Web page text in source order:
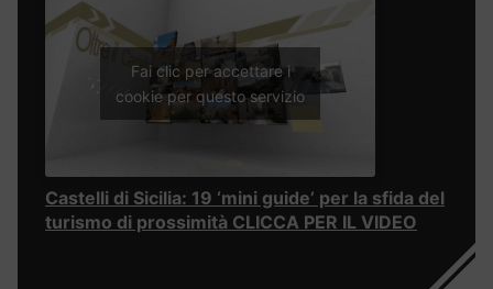
Fai clic per accettare i
cookie per questo servizio
Castelli di Sicilia: 19 ‘mini guide’ per la sfida del
turismo di prossimità CLICCA PER IL VIDEO